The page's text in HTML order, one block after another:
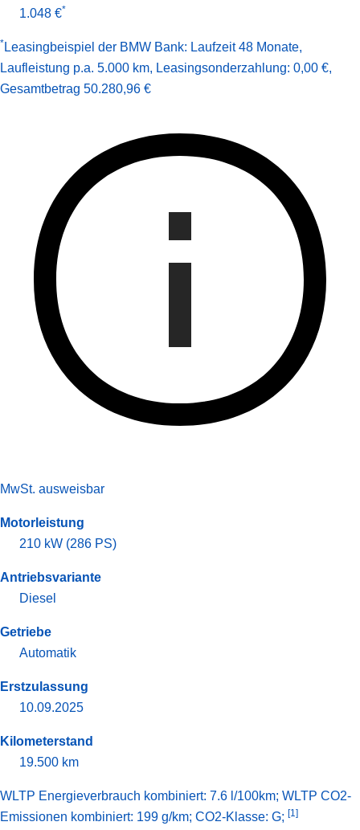
1.048 €*
* Leasingbeispiel der BMW Bank: Laufzeit 48 Monate,
Laufleistung p.a. 5.000 km, Leasingsonderzahlung: 0,00 €,
Gesamt­betrag 50.280,96 €
MwSt. ausweisbar
Motorleistung
210 kW (286 PS)
Antriebsvariante
Diesel
Getriebe
Automatik
Erstzulassung
10.09.2025
Kilometerstand
19.500 km
WLTP Energieverbrauch kombiniert: 7.6 l/100km; WLTP CO2-
Emissionen kombiniert: 199 g/km; CO2-Klasse: G; [1]